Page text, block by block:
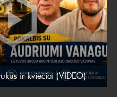
ir kviečiai (VIDEO)